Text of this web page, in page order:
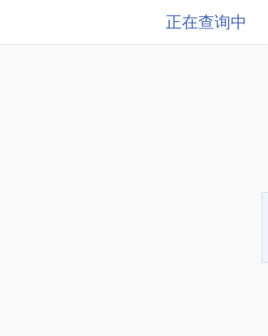
正在查询中